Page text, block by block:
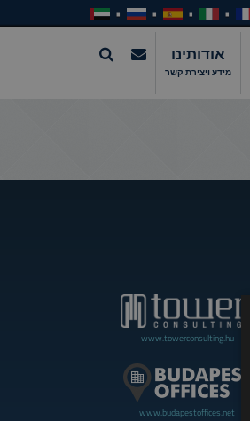
אודותינו
מידע ויצירת קשר
www.towerconsulting.hu
www.budapestoffices.net